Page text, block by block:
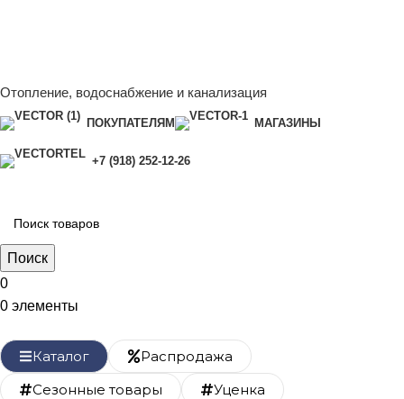
Отопление, водоснабжение и канализация
ПОКУПАТЕЛЯМ МАГАЗИНЫ
+7 (918) 252-12-26
Поиск
0
0 элементы
Каталог
Распродажа
Сезонные товары
Уценка